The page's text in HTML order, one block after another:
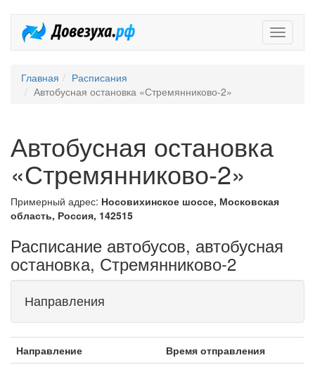
Главная
Расписания
Автобусная остановка «Стремянниково-2»
Автобусная остановка
«Стремянниково-2»
Примерный адрес: Носовихинское шоссе, Московская
область, Россия, 142515
Расписание автобусов, автобусная
остановка, Стремянниково-2
Направления
Направление
Время отправления